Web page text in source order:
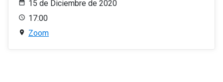
15 de Diciembre de 2020
17:00
Zoom